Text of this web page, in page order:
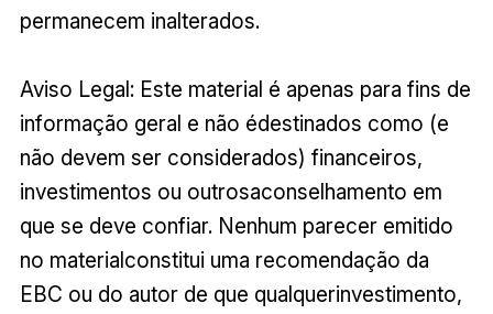
permanecem inalterados.
Aviso Legal: Este material é apenas para fins de
informação geral e não édestinados como (e
não devem ser considerados) financeiros,
investimentos ou outrosaconselhamento em
que se deve confiar. Nenhum parecer emitido
no materialconstitui uma recomendação da
EBC ou do autor de que qualquerinvestimento,